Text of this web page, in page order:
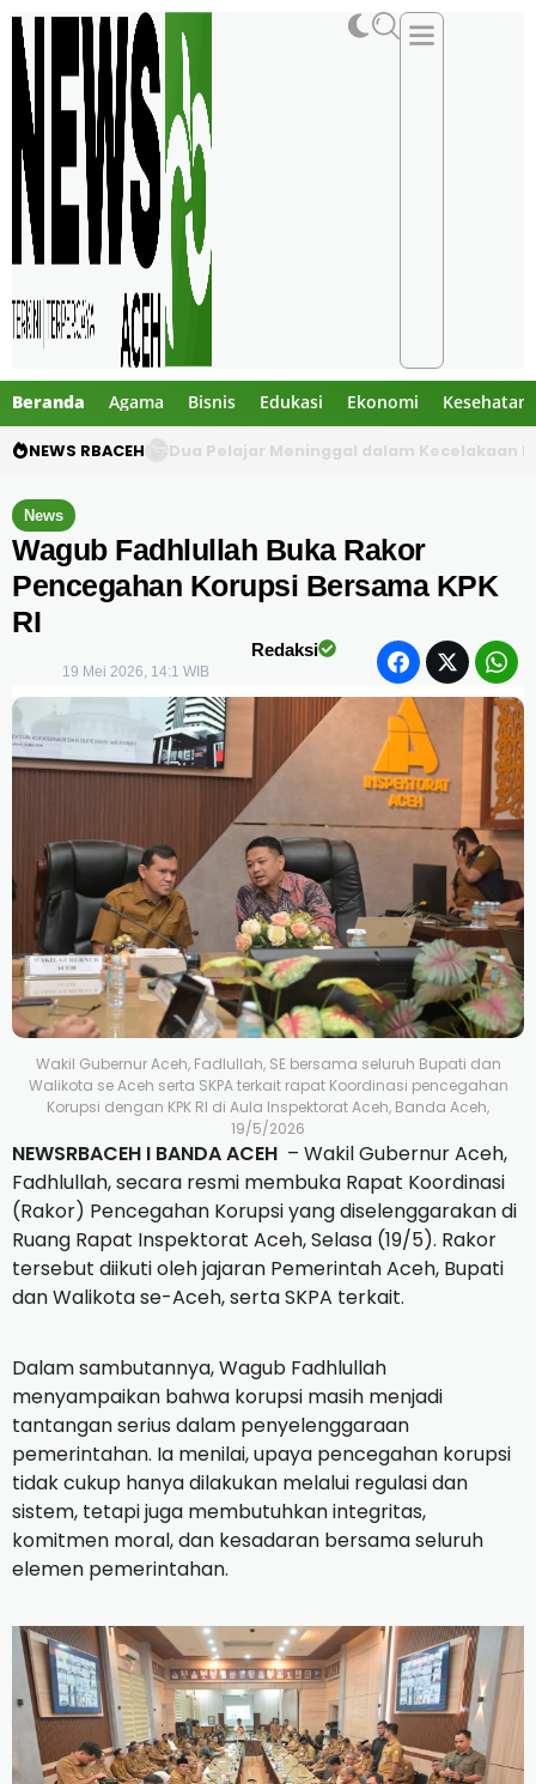
Beranda Agama Bisnis Edukasi Ekonomi Kesehatan
NEWS RBACEH Gibran Tegur Kadisdik Bireuen, Temukan 1
News
Wagub Fadhlullah Buka Rakor
Pencegahan Korupsi Bersama KPK
RI
Redaksi
19 Mei 2026, 14:1 WIB
Wakil Gubernur Aceh, Fadlullah, SE bersama seluruh Bupati dan
Walikota se Aceh serta SKPA terkait rapat Koordinasi pencegahan
Korupsi dengan KPK RI di Aula Inspektorat Aceh, Banda Aceh,
19/5/2026
NEWSRBACEH I BANDA ACEH – Wakil Gubernur Aceh,
Fadhlullah, secara resmi membuka Rapat Koordinasi
(Rakor) Pencegahan Korupsi yang diselenggarakan di
Ruang Rapat Inspektorat Aceh, Selasa (19/5). Rakor
tersebut diikuti oleh jajaran Pemerintah Aceh, Bupati
dan Walikota se-Aceh, serta SKPA terkait.
Dalam sambutannya, Wagub Fadhlullah
menyampaikan bahwa korupsi masih menjadi
tantangan serius dalam penyelenggaraan
pemerintahan. Ia menilai, upaya pencegahan korupsi
tidak cukup hanya dilakukan melalui regulasi dan
sistem, tetapi juga membutuhkan integritas,
komitmen moral, dan kesadaran bersama seluruh
elemen pemerintahan.